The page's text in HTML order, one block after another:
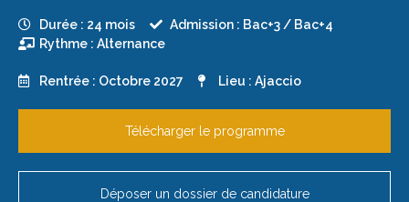
Durée : 24 mois
Admission : Bac+3 / Bac+4
Rythme : Alternance
Rentrée : Octobre 2027 Lieu : Ajaccio
Télécharger le programme
Déposer un dossier de candidature